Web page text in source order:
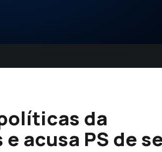
da
acusa PS de